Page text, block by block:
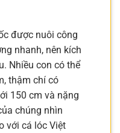
được nuôi công
nhanh, nên kích
Nhiều con có thể
thậm chí có
150 cm và nặng
chúng nhìn
với cá lóc Việt